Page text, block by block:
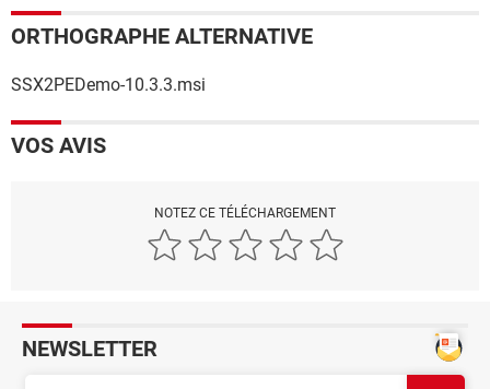
ORTHOGRAPHE ALTERNATIVE
SSX2PEDemo-10.3.3.msi
VOS AVIS
NOTEZ CE TÉLÉCHARGEMENT
NEWSLETTER